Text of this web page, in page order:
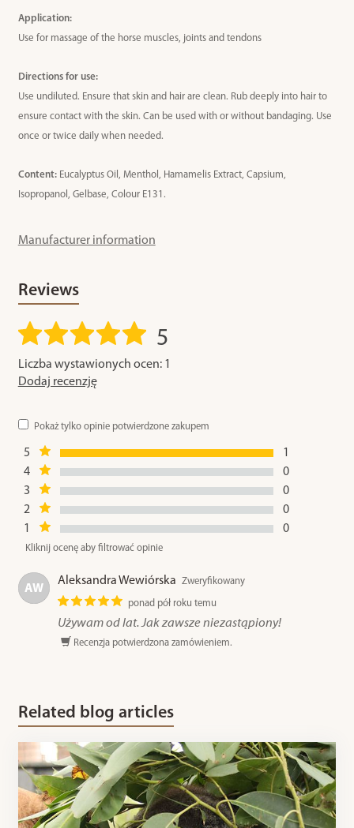
Application:
Use for massage of the horse muscles, joints and tendons
Directions for use:
Use undiluted. Ensure that skin and hair are clean. Rub deeply into hair to
ensure contact with the skin. Can be used with or without bandaging. Use
once or twice daily when needed.
Content: Eucalyptus Oil, Menthol, Hamamelis Extract, Capsium,
Isopropanol, Gelbase, Colour E131.
Manufacturer information
Reviews
5
Liczba wystawionych ocen: 1
Dodaj recenzję
Pokaż tylko opinie potwierdzone zakupem
5
1
4
0
3
0
2
0
1
0
Kliknij ocenę aby filtrować opinie
AW
Aleksandra Wewiórska Zweryfikowany
ponad pół roku temu
Używam od lat. Jak zawsze niezastąpiony!
Recenzja potwierdzona zamówieniem.
Related blog articles